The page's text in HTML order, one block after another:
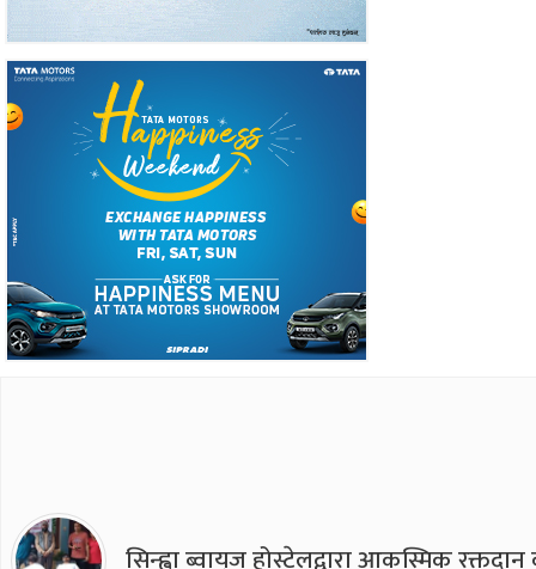
सिन्ह्वा ब्वाय्‌ज होस्टेलद्वारा आकस्मिक